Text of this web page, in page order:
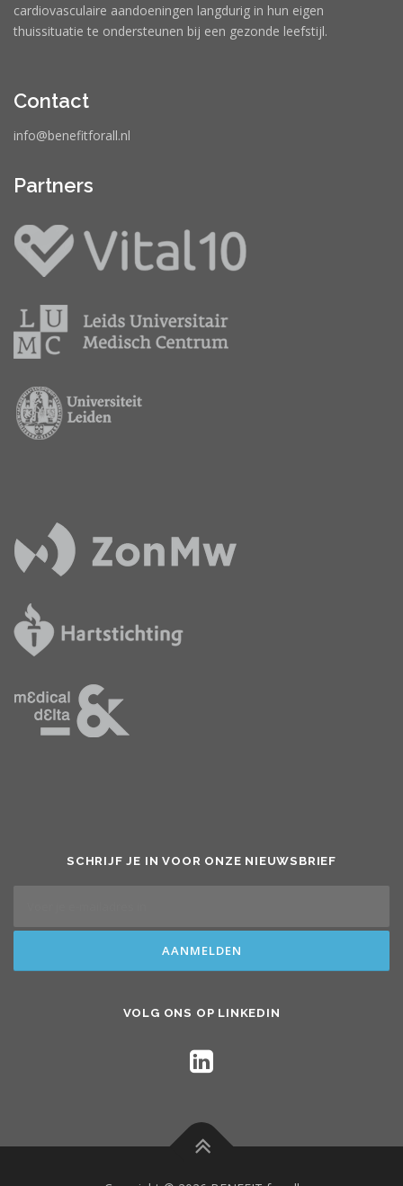
cardiovasculaire aandoeningen langdurig in hun eigen
thuissituatie te ondersteunen bij een gezonde leefstijl.
Contact
info@benefitforall.nl
Partners
SCHRIJF JE IN VOOR ONZE NIEUWSBRIEF
VOLG ONS OP LINKEDIN